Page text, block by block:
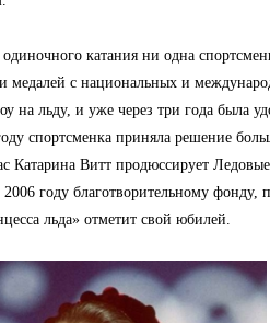
катания ни одна
медалей с национальных и
на льду, и уже через три года была
спортсменка приняла решение
Катарина Витт продюссирует
году благотворительному фонду,
льда» отметит свой юбилей.